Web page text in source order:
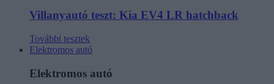
Villanyautó teszt: Kia EV4 LR hatchback
További tesztek
Elektromos autó
Elektromos autó